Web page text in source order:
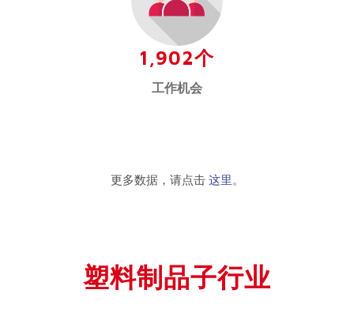
1,902个
工作机会
更多数据，请点击 这里 。
塑料制品子行业